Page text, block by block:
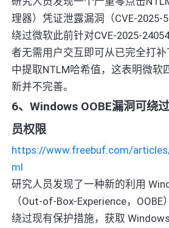
理器）凭证泄露漏洞（CVE-2025-
绕过微软此前针对CVE-2025-
者无需用户交互即可从已完全打
中提取NTLM哈希值，这表明微软
新并不完善。
6、Windows OOBE漏洞可绕
员权限
https://www.freebuf.com/
ml
研究人员发现了一种新的利用
（Out-of-Box-Experience，
绕过现有保护措施，获取